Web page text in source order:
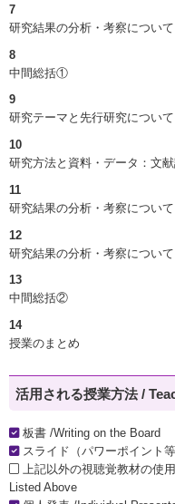
7
研究結果の分析・考察につい
8
中間総括①
9
研究テーマと先行研究につい
10
研究方法と資料・データ：文
11
研究結果の分析・考察につい
12
研究結果の分析・考察につい
13
中間総括②
14
授業のまとめ
活用される授業方法 /
板書 /Writing on the Board
スライド（パワーポイント
上記以外の視聴覚教材の使
Listed Above